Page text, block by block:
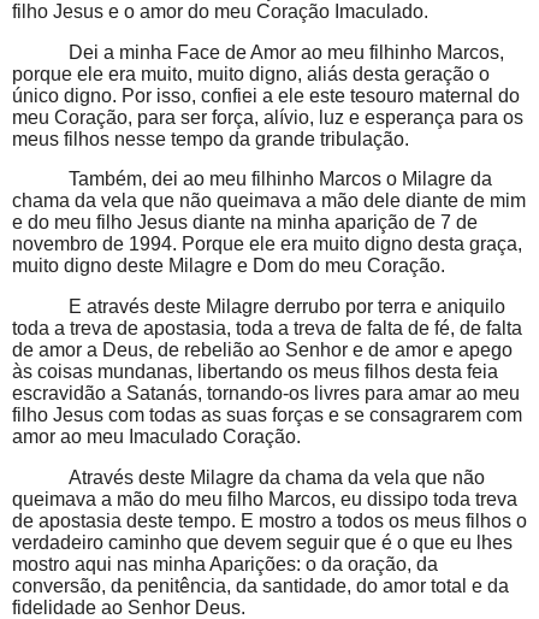
filho Jesus e o amor do meu Coração Imaculado.
Dei a minha Face de Amor ao meu filhinho Marcos,
porque ele era muito, muito digno, aliás desta geração o
único digno. Por isso, confiei a ele este tesouro maternal do
meu Coração, para ser força, alívio, luz e esperança para os
meus filhos nesse tempo da grande tribulação.
Também, dei ao meu filhinho Marcos o Milagre da
chama da vela que não queimava a mão dele diante de mim
e do meu filho Jesus diante na minha aparição de 7 de
novembro de 1994. Porque ele era muito digno desta graça,
muito digno deste Milagre e Dom do meu Coração.
E através deste Milagre derrubo por terra e aniquilo
toda a treva de apostasia, toda a treva de falta de fé, de falta
de amor a Deus, de rebelião ao Senhor e de amor e apego
às coisas mundanas, libertando os meus filhos desta feia
escravidão a Satanás, tornando-os livres para amar ao meu
filho Jesus com todas as suas forças e se consagrarem com
amor ao meu Imaculado Coração.
Através deste Milagre da chama da vela que não
queimava a mão do meu filho Marcos, eu dissipo toda treva
de apostasia deste tempo. E mostro a todos os meus filhos o
verdadeiro caminho que devem seguir que é o que eu lhes
mostro aqui nas minha Aparições: o da oração, da
conversão, da penitência, da santidade, do amor total e da
fidelidade ao Senhor Deus.